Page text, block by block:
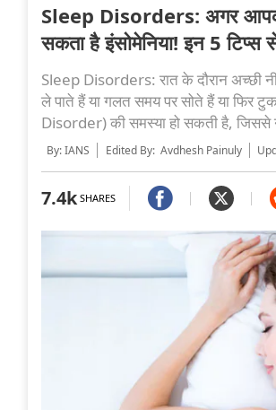
Sleep Disorders: अगर आपको
सकता है इंसोमेनिया! इन 5 टिप्स
Sleep Disorders: रात के दौरान अच्छी
ले पाते हैं या गलत समय पर सोते हैं या फिर
Disorder) की समस्या हो सकती है, जिससे
By: IANS Edited By: Avdhesh Painuly
7.4k SHARES